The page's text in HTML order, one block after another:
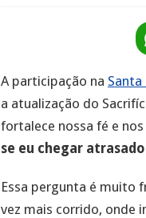
A participação na Santa
a atualização do
fortalece nossa fé e
se eu chegar
Essa pergunta é muito
vez mais corrido, onde